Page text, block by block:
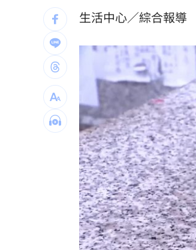
瓊斯盃領隊出爐 陳立宗
白推交通罰款專用公投
日人扛回35公斤戰利品
台中女里長掃街拜票遭
彰化橘色虎斑貓走失！
台灣彩券開獎直播中
LIVE三立+24小時直播
三立iNEWS新聞台線上
商場戰國來臨 台中「
生活中心／綜合報導